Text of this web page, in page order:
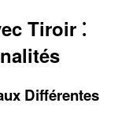
Tiroir ⁚
Différentes